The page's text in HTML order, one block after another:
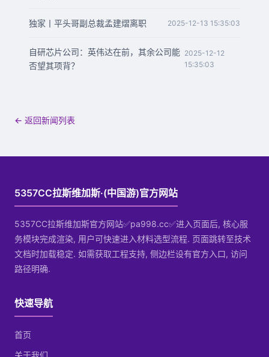
独家丨平头哥副总裁孟建熠离职 2025-12-13 15:35:03
自研芯片公司：英伟达在前，其余公司能
否望其项背？
2025-12-12
15:35:03
← 返回新闻列表
5357CC拉斯维加斯·(中国游)官方网站
5357CC拉斯维加斯官方网站✅pa998.cc✅进入页面后, 核心服
务模块完成渲染, 用户可快速进入材料选型流程. 页面跳转至技术
文档时加载稳定. 如需获取工程支持, 侧边栏设有官方入口, 访问
路径明确.
快速导航
首页
关于我们